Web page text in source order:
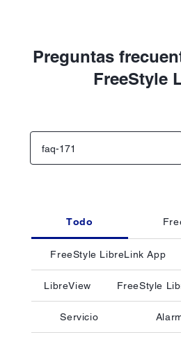
Preguntas
FreeStyle
Todo
FreeStyle LibreLink App
LibreView FreeStyle
Servicio